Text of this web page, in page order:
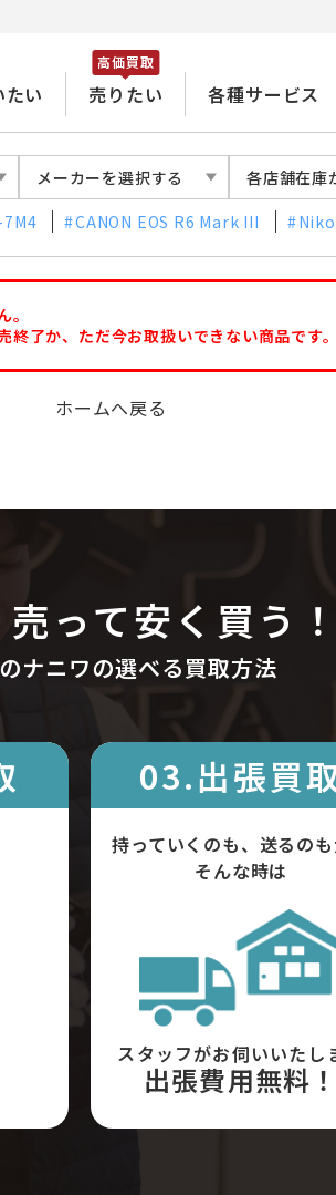
たい 売りたい
高価買取
各種サービス
メーカーを選択する 各店舗在庫
7M4 CANON EOS R6 Mark III
終了か、ただ今お取扱いできない商品です。
ホームへ戻る
って安く買う！
ナニワの選べる買取方法
03.出張買取
持っていくのも、送るの
そんな時は
スタッフがお伺いいたし
出張費用無料！